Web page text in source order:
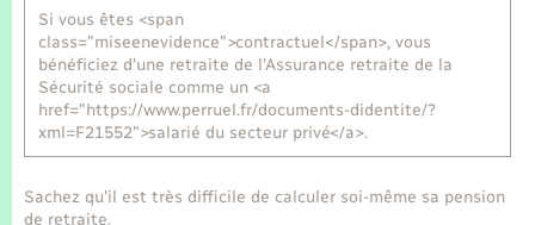
Si vous êtes <span
class="miseenevidence">contractuel</span>, vous
bénéficiez d'une retraite de l'Assurance retraite de la
Sécurité sociale comme un <a
href="https://www.perruel.fr/documents-didentite/?
xml=F21552">salarié du secteur privé</a>.
Sachez qu'il est très difficile de calculer soi-même sa pension
de retraite.